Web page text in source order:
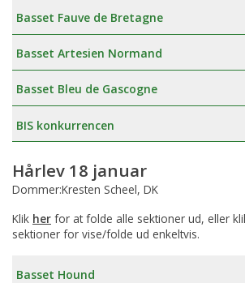
Basset Fauve de Bretagne
Basset Artesien Normand
Basset Bleu de Gascogne
BIS konkurrencen
Hårlev 18 januar
Dommer:Kresten Scheel, DK
Klik her for at folde alle sektioner ud, eller
sektioner for vise/folde ud enkeltvis.
Basset Hound